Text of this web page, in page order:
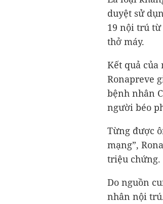
duyệt sử
19 nội trú
thở máy.
Kết quả của
Ronapreve
bệnh nhân
người béo
Từng được
mạng”,
triệu chứng.
Do nguồn
nhân nội